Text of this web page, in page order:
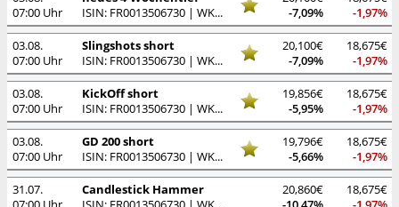
07:00 Uhr
ISIN: FR0013506730 | WKN: A2P22Y
-7,09% -1,97%
03.08.
07:00 Uhr
Slingshots short 20,100€
18,675€
ISIN: FR0013506730 | WKN: A2P22Y
-7,09% -1,97%
03.08.
07:00 Uhr
KickOff short 19,856€
18,675€
ISIN: FR0013506730 | WKN: A2P22Y
-5,95% -1,97%
03.08.
07:00 Uhr
GD 200 short 19,796€
18,675€
ISIN: FR0013506730 | WKN: A2P22Y
-5,66% -1,97%
31.07.
Candlestick Hammer 20,860€
18,675€